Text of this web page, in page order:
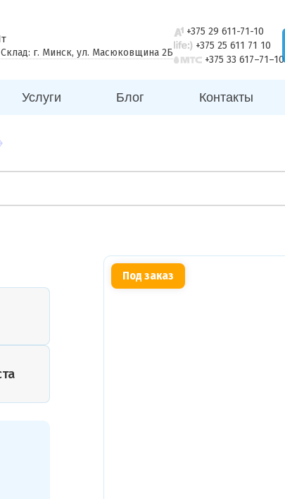
Склад: г. Минск, ул. Масюковщина 2Б
+375 29 611-71-10
+375 25 611 71 10
+375 33 617–71–10
Услуги Блог Контакты
Под заказ